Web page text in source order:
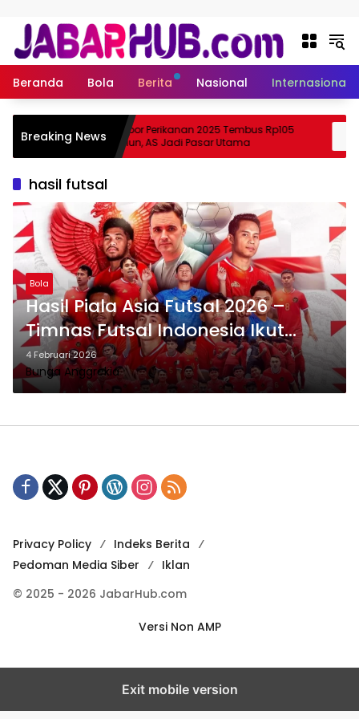
Beranda Bola Berita Nasional Internasional
Breaking NewsEkspor Perikanan 2025 Tembus Rp105
Triliun, AS Jadi Pasar Utama
hasil futsal
Bola
Hasil Piala Asia Futsal 2026 –
Timnas Futsal Indonesia Ikut
Semifinal Usai Kalahkan Vietnam
4 Februari 2026
Bunga Anggrekia
Privacy Policy
Indeks Berita
Pedoman Media Siber
Iklan
© 2025 - 2026 JabarHub.com
Versi Non AMP
Exit mobile version